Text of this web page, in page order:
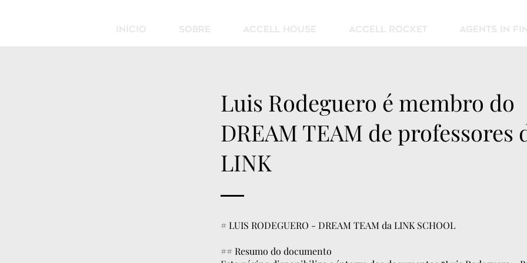
Início Sobre Accell House Accell Rocket AGENTS IN
Luis Rodeguero é membro do
DREAM TEAM de professores
LINK
# LUIS RODEGUERO - DREAM TEAM da LINK SCHOOL
## Resumo do documento